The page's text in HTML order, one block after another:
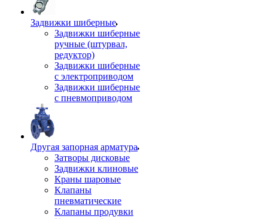
Задвижки шиберные
Задвижки шиберные
ручные (штурвал,
редуктор)
Задвижки шиберные
с электроприводом
Задвижки шиберные
с пневмоприводом
Другая запорная арматура
Затворы дисковые
Задвижки клиновые
Краны шаровые
Клапаны
пневматические
Клапаны продувки